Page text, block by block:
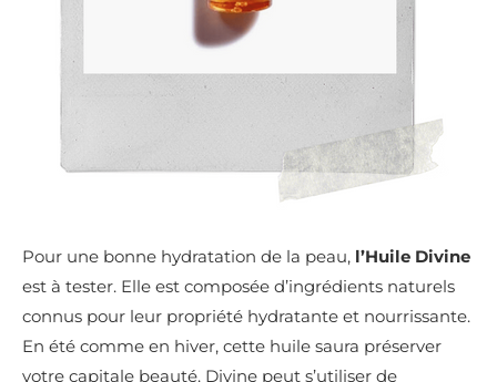
Pour une bonne hydratation de la peau, l’Huile Divine
est à tester. Elle est composée d’ingrédients naturels
connus pour leur propriété hydratante et nourrissante.
En été comme en hiver, cette huile saura préserver
votre capitale beauté. Divine peut s’utiliser de